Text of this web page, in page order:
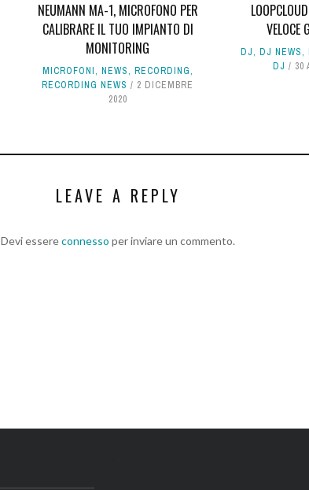
NEUMANN MA-1, MICROFONO PER
CALIBRARE IL TUO IMPIANTO DI
MONITORING
MICROFONI, NEWS, RECORDING,
RECORDING NEWS
2 DICEMBRE
2020
VELOCE
DJ, DJ NEWS,
DJ
30
LEAVE A REPLY
Devi essereconnesso per inviare un commento.